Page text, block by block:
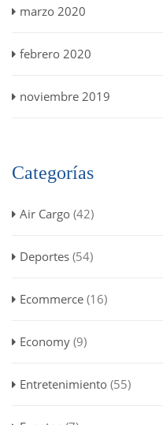
marzo 2020
febrero 2020
noviembre 2019
Categorías
Air Cargo (42)
Deportes (54)
Ecommerce (16)
Economy (9)
Entretenimiento (55)